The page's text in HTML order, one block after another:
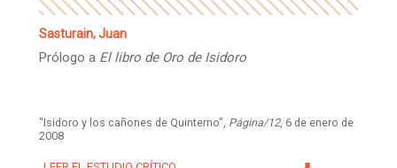
Sasturain, Juan
Prólogo a El libro de Oro de Isidoro
"Isidoro y los cañones de Quinterno", Página/12, 6 de enero de
2008